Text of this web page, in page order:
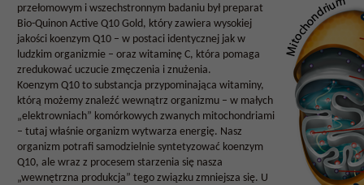
przełomowym i wszechstronnym badaniu był preparat
Bio-Quinon Active Q10 Gold, który zawiera wysokiej
jakości koenzym Q10 – w postaci identycznej jak w
ludzkim organizmie – oraz witaminę C, która pomaga
zredukować uczucie zmęczenia i znużenia.
Koenzym Q10 to substancja przypominająca witaminy,
którą możemy znaleźć wewnątrz organizmu – w małych
„elektrowniach” komórkowych zwanych mitochondriami
– tutaj właśnie organizm wytwarza energię. Nasz
organizm potrafi samodzielnie syntetyzować koenzym
Q10, ale wraz z procesem starzenia się nasza
„wewnętrzna produkcja” tego związku zmniejsza się. U